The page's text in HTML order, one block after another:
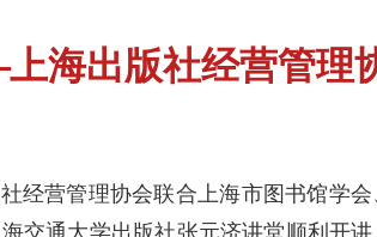
海出版社经营管理
营管理协会联合上海市图书馆学会